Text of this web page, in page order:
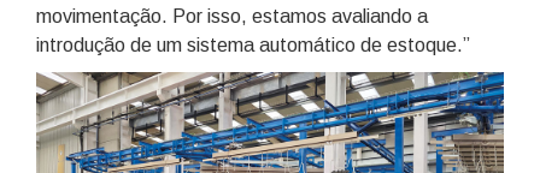
movimentação. Por isso, estamos avaliando a
introdução de um sistema automático de estoque.”